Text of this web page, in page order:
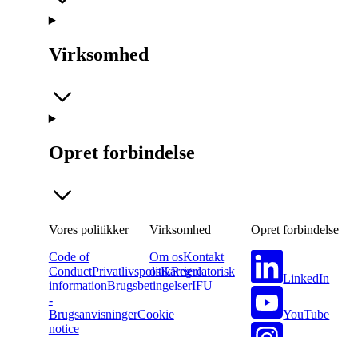
Virksomhed
Opret forbindelse
Vores politikker
Code of
ConductPrivatlivspolitikRegulatorisk
informationBrugsbetingelserIFU
-
BrugsanvisningerCookie
notice
Virksomhed
Om osKontakt
osKarriere
Opret forbindelse
LinkedIn
YouTube